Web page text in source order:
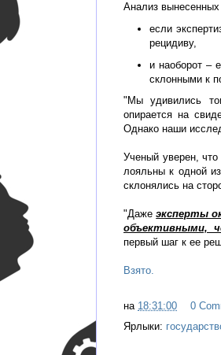
Анализ вынесенных
если
рецидиву,
и наоборот –
склонными к
"Мы удивились
опирается на
Однако наши
Ученый уверен,
лояльны к одной
склонялись на
"Дажеэксперты
объективными,
первый шаг к ее
Взято.
на 18:31:00
0
Ярлыки: